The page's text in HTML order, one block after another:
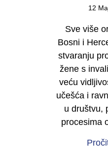
12
Sve više
Bosni i
stvaranju
žene s
veću
učešća i
u društvu,
procesima